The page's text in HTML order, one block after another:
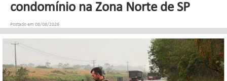
condomínio na Zona Norte de SP
Postado em 08/08/2026